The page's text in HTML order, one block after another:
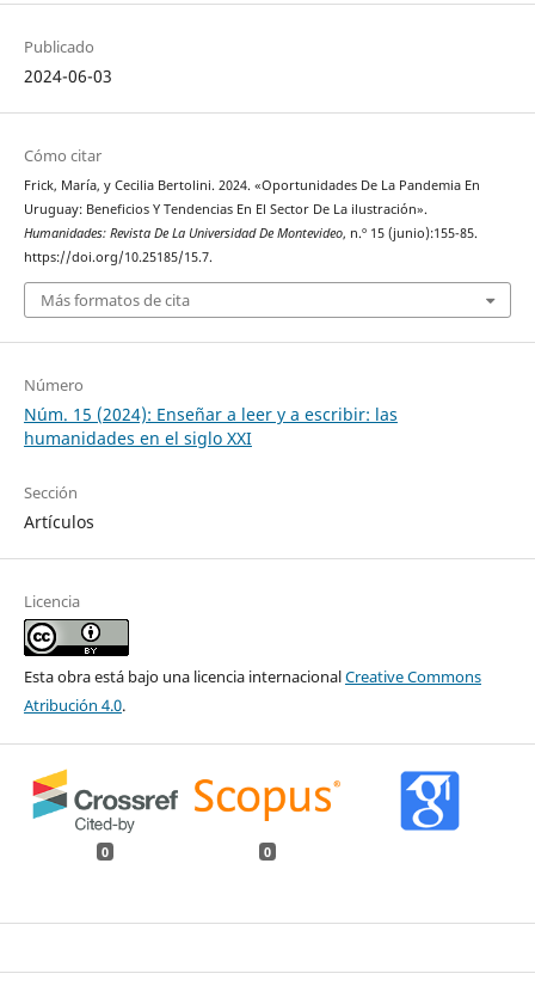
Publicado
2024-06-03
Cómo citar
Frick, María, y Cecilia Bertolini. 2024. «Oportunidades De La Pandemia En
Uruguay: Beneficios Y Tendencias En El Sector De La ilustración».
Humanidades: Revista De La Universidad De Montevideo, n.º 15 (junio):155-85.
https://doi.org/10.25185/15.7.
Más formatos de cita
Número
Núm. 15 (2024): Enseñar a leer y a escribir: las
humanidades en el siglo XXI
Sección
Artículos
Licencia
Esta obra está bajo una licencia internacionalCreative Commons
Atribución 4.0.
0 0